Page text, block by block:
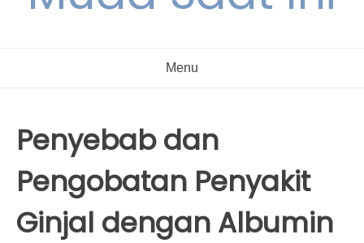
Menu
Penyebab dan
Pengobatan Penyakit
Ginjal dengan Albumin